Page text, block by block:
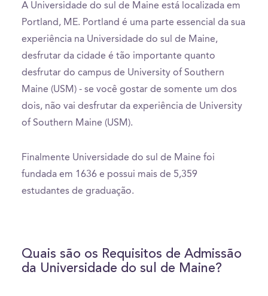
A Universidade do sul de Maine está localizada em
Portland, ME. Portland é uma parte essencial da sua
experiência na Universidade do sul de Maine,
desfrutar da cidade é tão importante quanto
desfrutar do campus de University of Southern
Maine (USM) - se você gostar de somente um dos
dois, não vai desfrutar da experiência de University
of Southern Maine (USM).
Finalmente Universidade do sul de Maine foi
fundada em 1636 e possui mais de 5,359
estudantes de graduação.
Quais são os Requisitos de Admissão
da Universidade do sul de Maine?